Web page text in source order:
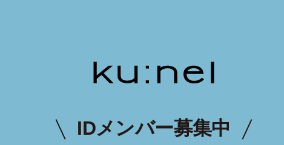
IDメンバー募集中